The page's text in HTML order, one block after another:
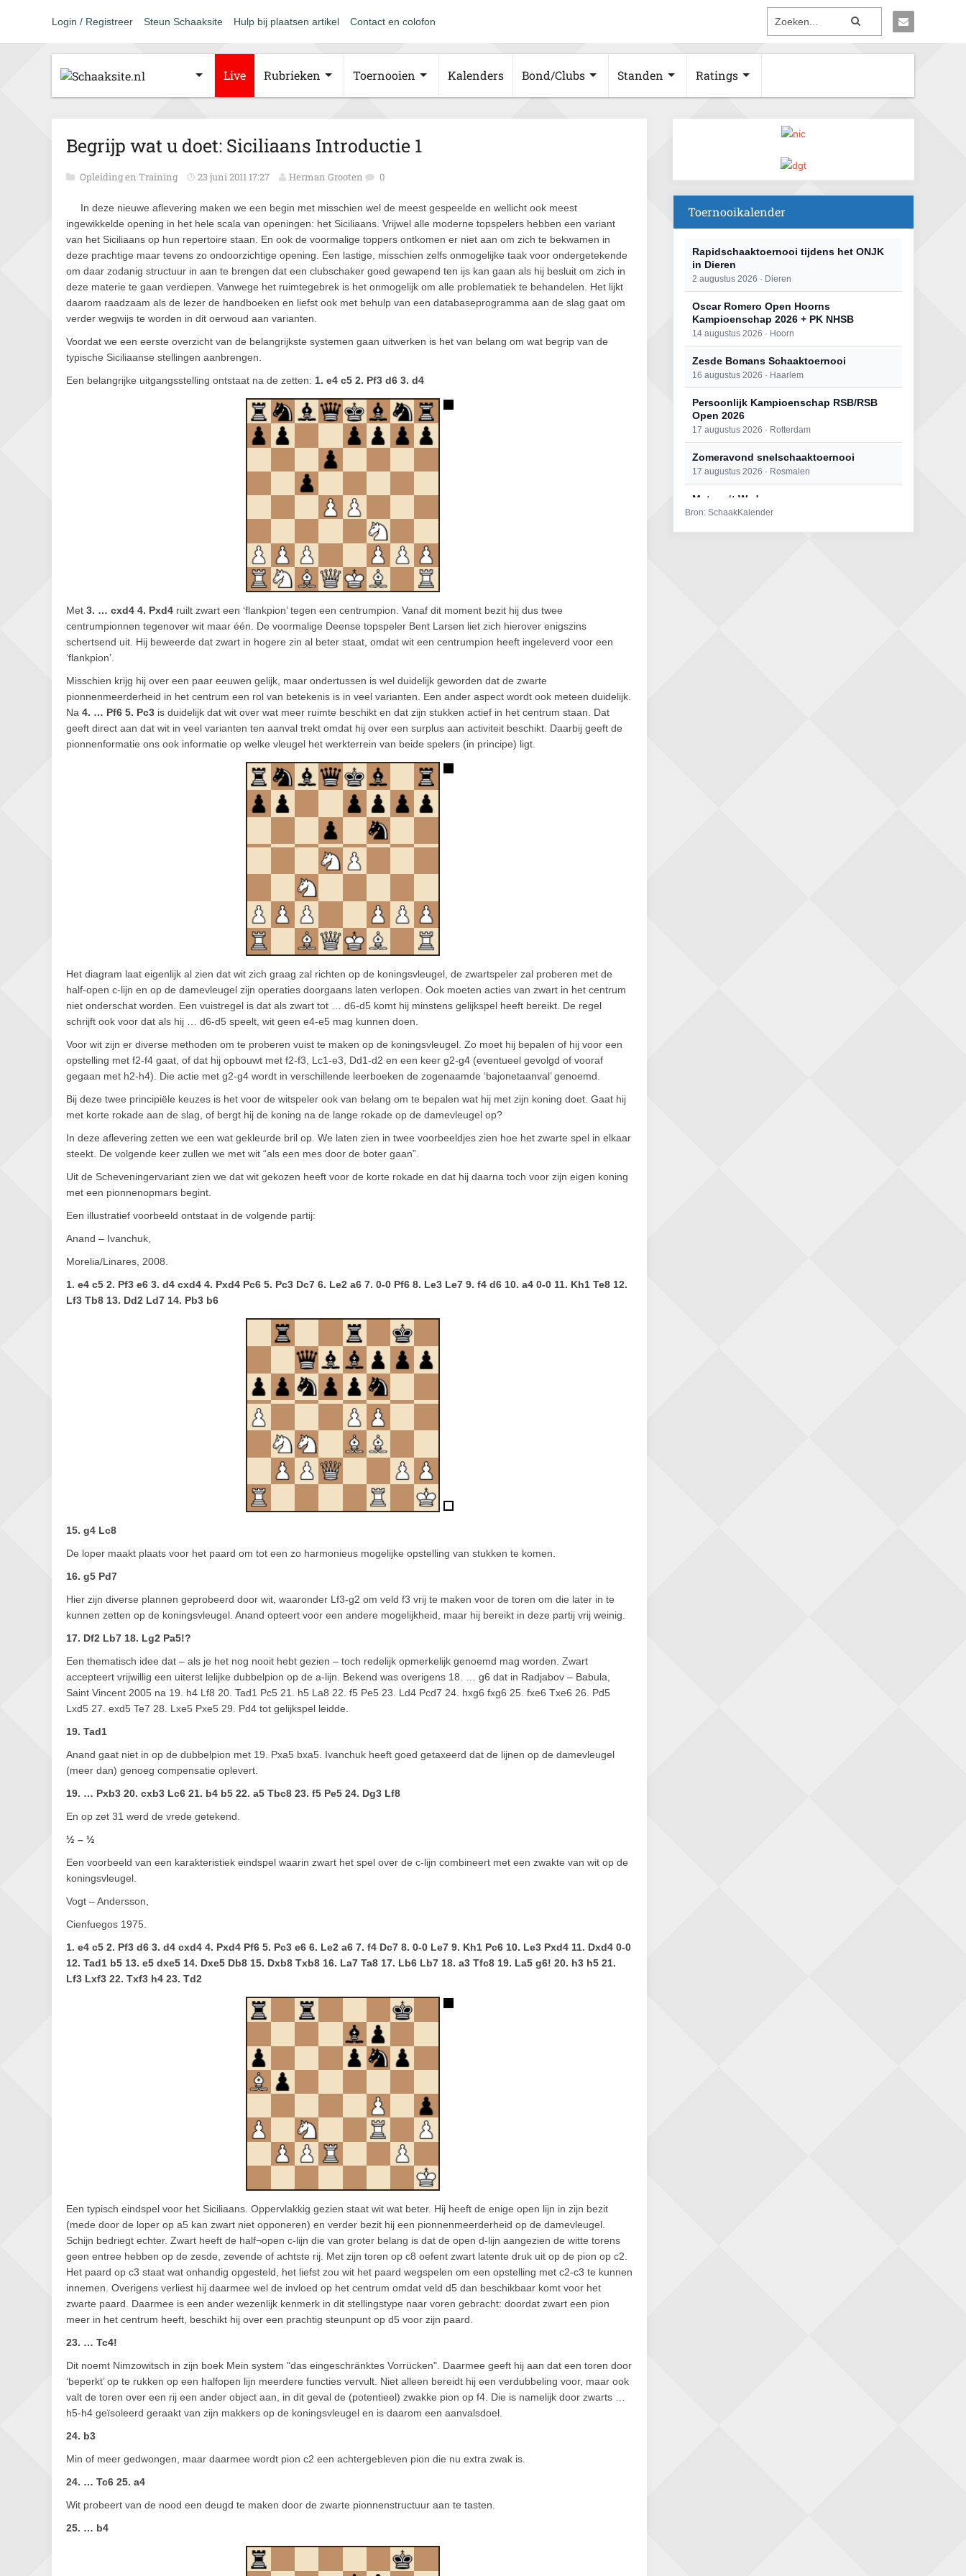
Login / Registreer Steun Schaaksite Hulp bij plaatsen artikel Contact en colofon
Live Rubrieken Toernooien Kalenders Bond/Clubs Standen Ratings
Begrijp wat u doet: Siciliaans Introductie 1
Opleiding en Training 23 juni 2011 17:27 Herman Grooten 0
In deze nieuwe aflevering maken we een begin met misschien wel de meest gespeelde en wellicht ook meest
ingewikkelde opening in het hele scala van openingen: het Siciliaans. Vrijwel alle moderne topspelers hebben een variant
van het Siciliaans op hun repertoire staan. En ook de voormalige toppers ontkomen er niet aan om zich te bekwamen in
deze prachtige maar tevens zo ondoorzichtige opening. Een lastige, misschien zelfs onmogelijke taak voor ondergetekende
om daar zodanig structuur in aan te brengen dat een clubschaker goed gewapend ten ijs kan gaan als hij besluit om zich in
deze materie te gaan verdiepen. Vanwege het ruimtegebrek is het onmogelijk om alle problematiek te behandelen. Het lijkt
daarom raadzaam als de lezer de handboeken en liefst ook met behulp van een databaseprogramma aan de slag gaat om
verder wegwijs te worden in dit oerwoud aan varianten.
Voordat we een eerste overzicht van de belangrijkste systemen gaan uitwerken is het van belang om wat begrip van de
typische Siciliaanse stellingen aanbrengen.
Een belangrijke uitgangsstelling ontstaat na de zetten: 1. e4 c5 2. Pf3 d6 3. d4
Met 3. … cxd4 4. Pxd4 ruilt zwart een ‘flankpion’ tegen een centrumpion. Vanaf dit moment bezit hij dus twee
centrumpionnen tegenover wit maar één. De voormalige Deense topspeler Bent Larsen liet zich hierover enigszins
schertsend uit. Hij beweerde dat zwart in hogere zin al beter staat, omdat wit een centrumpion heeft ingeleverd voor een
‘flankpion’.
Misschien krijg hij over een paar eeuwen gelijk, maar ondertussen is wel duidelijk geworden dat de zwarte
pionnenmeerderheid in het centrum een rol van betekenis is in veel varianten. Een ander aspect wordt ook meteen duidelijk.
Na 4. … Pf6 5. Pc3 is duidelijk dat wit over wat meer ruimte beschikt en dat zijn stukken actief in het centrum staan. Dat
geeft direct aan dat wit in veel varianten ten aanval trekt omdat hij over een surplus aan activiteit beschikt. Daarbij geeft de
pionnenformatie ons ook informatie op welke vleugel het werkterrein van beide spelers (in principe) ligt.
Het diagram laat eigenlijk al zien dat wit zich graag zal richten op de koningsvleugel, de zwartspeler zal proberen met de
half-open c-lijn en op de damevleugel zijn operaties doorgaans laten verlopen. Ook moeten acties van zwart in het centrum
niet onderschat worden. Een vuistregel is dat als zwart tot … d6-d5 komt hij minstens gelijkspel heeft bereikt. De regel
schrijft ook voor dat als hij … d6-d5 speelt, wit geen e4-e5 mag kunnen doen.
Voor wit zijn er diverse methoden om te proberen vuist te maken op de koningsvleugel. Zo moet hij bepalen of hij voor een
opstelling met f2-f4 gaat, of dat hij opbouwt met f2-f3, Lc1-e3, Dd1-d2 en een keer g2-g4 (eventueel gevolgd of vooraf
gegaan met h2-h4). Die actie met g2-g4 wordt in verschillende leerboeken de zogenaamde ‘bajonetaanval’ genoemd.
Bij deze twee principiële keuzes is het voor de witspeler ook van belang om te bepalen wat hij met zijn koning doet. Gaat hij
met korte rokade aan de slag, of bergt hij de koning na de lange rokade op de damevleugel op?
In deze aflevering zetten we een wat gekleurde bril op. We laten zien in twee voorbeeldjes zien hoe het zwarte spel in elkaar
steekt. De volgende keer zullen we met wit “als een mes door de boter gaan”.
Uit de Scheveningervariant zien we dat wit gekozen heeft voor de korte rokade en dat hij daarna toch voor zijn eigen koning
met een pionnenopmars begint.
Een illustratief voorbeeld ontstaat in de volgende partij:
Anand – Ivanchuk,
Morelia/Linares, 2008.
1. e4 c5 2. Pf3 e6 3. d4 cxd4 4. Pxd4 Pc6 5. Pc3 Dc7 6. Le2 a6 7. 0-0 Pf6 8. Le3 Le7 9. f4 d6 10. a4 0-0 11. Kh1 Te8 12.
Lf3 Tb8 13. Dd2 Ld7 14. Pb3 b6
15. g4 Lc8
De loper maakt plaats voor het paard om tot een zo harmonieus mogelijke opstelling van stukken te komen.
16. g5 Pd7
Hier zijn diverse plannen geprobeerd door wit, waaronder Lf3-g2 om veld f3 vrij te maken voor de toren om die later in te
kunnen zetten op de koningsvleugel. Anand opteert voor een andere mogelijkheid, maar hij bereikt in deze partij vrij weinig.
17. Df2 Lb7 18. Lg2 Pa5!?
Een thematisch idee dat – als je het nog nooit hebt gezien – toch redelijk opmerkelijk genoemd mag worden. Zwart
accepteert vrijwillig een uiterst lelijke dubbelpion op de a-lijn. Bekend was overigens 18. … g6 dat in Radjabov – Babula,
Saint Vincent 2005 na 19. h4 Lf8 20. Tad1 Pc5 21. h5 La8 22. f5 Pe5 23. Ld4 Pcd7 24. hxg6 fxg6 25. fxe6 Txe6 26. Pd5
Lxd5 27. exd5 Te7 28. Lxe5 Pxe5 29. Pd4 tot gelijkspel leidde.
19. Tad1
Anand gaat niet in op de dubbelpion met 19. Pxa5 bxa5. Ivanchuk heeft goed getaxeerd dat de lijnen op de damevleugel
(meer dan) genoeg compensatie oplevert.
19. … Pxb3 20. cxb3 Lc6 21. b4 b5 22. a5 Tbc8 23. f5 Pe5 24. Dg3 Lf8
En op zet 31 werd de vrede getekend.
½ – ½
Een voorbeeld van een karakteristiek eindspel waarin zwart het spel over de c-lijn combineert met een zwakte van wit op de
koningsvleugel.
Vogt – Andersson,
Cienfuegos 1975.
1. e4 c5 2. Pf3 d6 3. d4 cxd4 4. Pxd4 Pf6 5. Pc3 e6 6. Le2 a6 7. f4 Dc7 8. 0-0 Le7 9. Kh1 Pc6 10. Le3 Pxd4 11. Dxd4 0-0
12. Tad1 b5 13. e5 dxe5 14. Dxe5 Db8 15. Dxb8 Txb8 16. La7 Ta8 17. Lb6 Lb7 18. a3 Tfc8 19. La5 g6! 20. h3 h5 21.
Lf3 Lxf3 22. Txf3 h4 23. Td2
Een typisch eindspel voor het Siciliaans. Oppervlakkig gezien staat wit wat beter. Hij heeft de enige open lijn in zijn bezit
(mede door de loper op a5 kan zwart niet opponeren) en verder bezit hij een pionnenmeerderheid op de damevleugel.
Schijn bedriegt echter. Zwart heeft de half¬open c-lijn die van groter belang is dat de open d-lijn aangezien de witte torens
geen entree hebben op de zesde, zevende of achtste rij. Met zijn toren op c8 oefent zwart latente druk uit op de pion op c2.
Het paard op c3 staat wat onhandig opgesteld, het liefst zou wit het paard wegspelen om een opstelling met c2-c3 te kunnen
innemen. Overigens verliest hij daarmee wel de invloed op het centrum omdat veld d5 dan beschikbaar komt voor het
zwarte paard. Daarmee is een ander wezenlijk kenmerk in dit stellingstype naar voren gebracht: doordat zwart een pion
meer in het centrum heeft, beschikt hij over een prachtig steunpunt op d5 voor zijn paard.
23. … Tc4!
Dit noemt Nimzowitsch in zijn boek Mein system "das eingeschränktes Vorrücken". Daarmee geeft hij aan dat een toren door
‘beperkt’ op te rukken op een halfopen lijn meerdere functies vervult. Niet alleen bereidt hij een verdubbeling voor, maar ook
valt de toren over een rij een ander object aan, in dit geval de (potentieel) zwakke pion op f4. Die is namelijk door zwarts …
h5-h4 geïsoleerd geraakt van zijn makkers op de koningsvleugel en is daarom een aanvalsdoel.
24. b3
Min of meer gedwongen, maar daarmee wordt pion c2 een achtergebleven pion die nu extra zwak is.
24. … Tc6 25. a4
Wit probeert van de nood een deugd te maken door de zwarte pionnenstructuur aan te tasten.
25. … b4
Toernooikalender
Rapidschaaktoernooi tijdens het ONJK
in Dieren
2 augustus 2026 · Dieren
Oscar Romero Open Hoorns
Kampioenschap 2026 + PK NHSB
14 augustus 2026 · Hoorn
Zesde Bomans Schaaktoernooi
16 augustus 2026 · Haarlem
Persoonlijk Kampioenschap RSB/RSB
Open 2026
17 augustus 2026 · Rotterdam
Zomeravond snelschaaktoernooi
17 augustus 2026 · Rosmalen
Mat op ‘t Wad
22 augustus 2026 · Den Burg, Texel
Bron: SchaakKalender